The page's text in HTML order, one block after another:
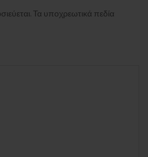
Τα υποχρεωτικά πεδία